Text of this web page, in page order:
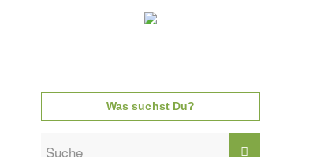
Was suchst Du?